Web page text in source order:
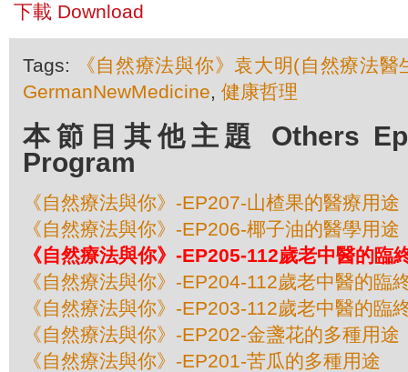
下載 Download
Tags:
《自然療法與你》袁大明(自然療法醫
GermanNewMedicine, 健康哲理
本節目其他主題 Others
Program
《自然療法與你》-EP207-山楂果的醫療用途
《自然療法與你》-EP206-椰子油的醫學用途
《自然療法與你》-EP205-112歲老中醫的臨
《自然療法與你》-EP204-112歲老中醫的臨
《自然療法與你》-EP203-112歲老中醫的臨
《自然療法與你》-EP202-金盞花的多種用途
《自然療法與你》-EP201-苦瓜的多種用途